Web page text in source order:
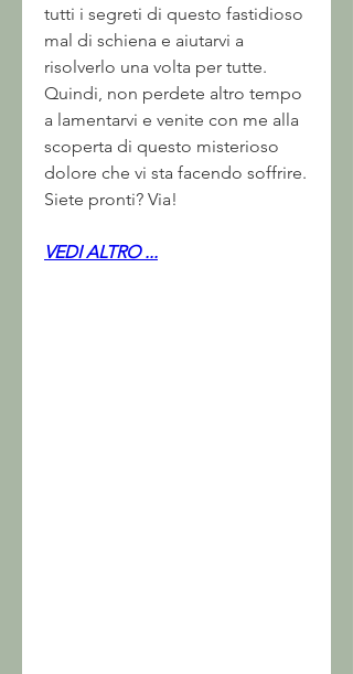
tutti i segreti di questo fastidioso
mal di schiena e aiutarvi a
risolverlo una volta per tutte.
Quindi, non perdete altro tempo
a lamentarvi e venite con me alla
scoperta di questo misterioso
dolore che vi sta facendo soffrire.
Siete pronti? Via!
VEDI ALTRO ...